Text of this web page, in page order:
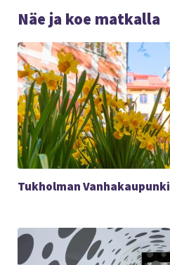
Näe ja koe matkalla
Tukholman Vanhakaupunki